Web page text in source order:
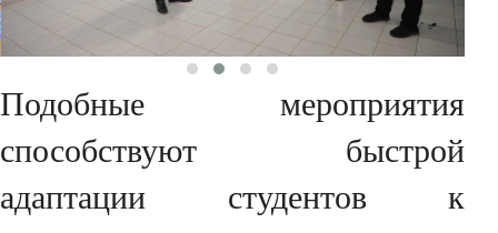
Подобные мероприятия
способствуют быстрой
адаптации студентов к